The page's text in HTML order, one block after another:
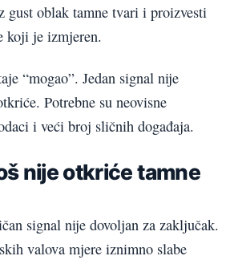
gust oblak tamne tvari i proizvesti
koji je izmjeren.
“mogao”. Jedan signal nije
Potrebne su neovisne
i veći broj sličnih događaja.
nije otkriće tamne
signal nije dovoljan za zaključak.
valova mjere iznimno slabe